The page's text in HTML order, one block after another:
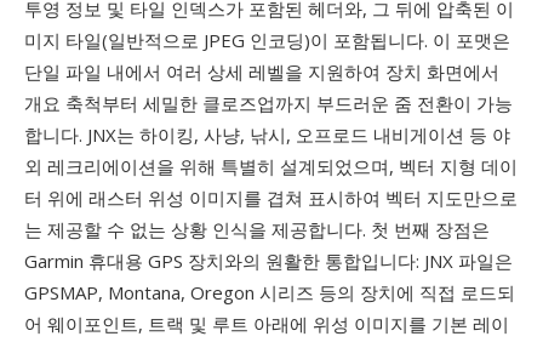
투영 정보 및 타일 인덱스가 포함된 헤더와, 그 뒤에 압축된 이
미지 타일(일반적으로 JPEG 인코딩)이 포함됩니다. 이 포맷은
단일 파일 내에서 여러 상세 레벨을 지원하여 장치 화면에서
개요 축척부터 세밀한 클로즈업까지 부드러운 줌 전환이 가능
합니다. JNX는 하이킹, 사냥, 낚시, 오프로드 내비게이션 등 야
외 레크리에이션을 위해 특별히 설계되었으며, 벡터 지형 데이
터 위에 래스터 위성 이미지를 겹쳐 표시하여 벡터 지도만으로
는 제공할 수 없는 상황 인식을 제공합니다. 첫 번째 장점은
Garmin 휴대용 GPS 장치와의 원활한 통합입니다: JNX 파일은
GPSMAP, Montana, Oregon 시리즈 등의 장치에 직접 로드되
어 웨이포인트, 트랙 및 루트 아래에 위성 이미지를 기본 레이